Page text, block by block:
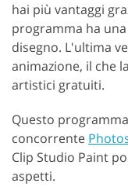
hai più vantaggi
programma ha
disegno. L'ultima
animazione, il che
artistici gratuiti.
Questo
concorrente
Clip Studio Paint
aspetti.